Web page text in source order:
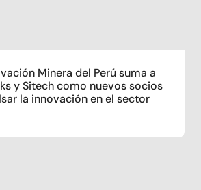
Minera del Perú suma a
y Sitech como nuevos socios
la innovación en el sector